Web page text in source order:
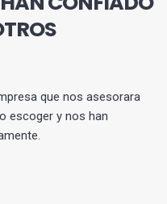
que nos asesorara
escoger y nos han